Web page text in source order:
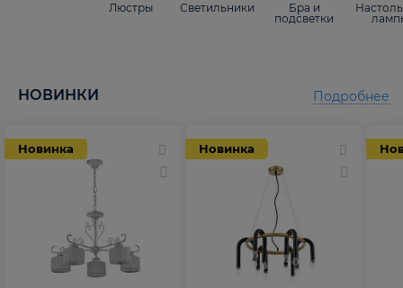
Люстры Светильники
Бра и
подсветки
НОВИНКИ
Новинка Новинка
Подробнее